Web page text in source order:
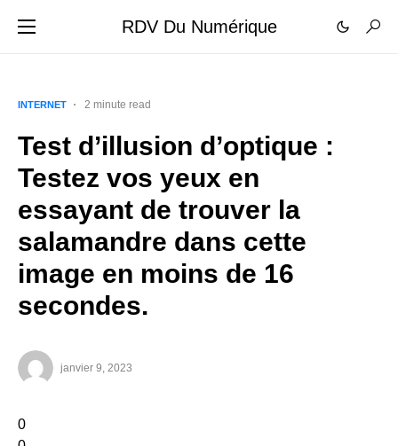
RDV Du Numérique
INTERNET 2 minute read
Test d’illusion d’optique :
Testez vos yeux en
essayant de trouver la
salamandre dans cette
image en moins de 16
secondes.
janvier 9, 2023
0